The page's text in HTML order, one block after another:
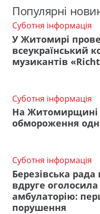
Популярні
Суботня інформація
У Житомирі
всеукраїнський
музикантів
Суботня інформація
На Житомирщині
обмороження
Суботня інформація
Березівська
вдруге
амбулаторію:
порушення